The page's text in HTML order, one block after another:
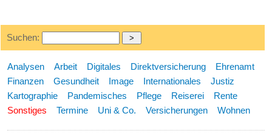
Suchen:
Analysen Arbeit Digitales Direktversicherung
Ehrenamt
Finanzen
Gesundheit Image Internationales
Justiz
Kartographie
Pandemisches Pflege Reiserei
Rente
Sonstiges
Termine Uni & Co. Versicherungen Wohnen